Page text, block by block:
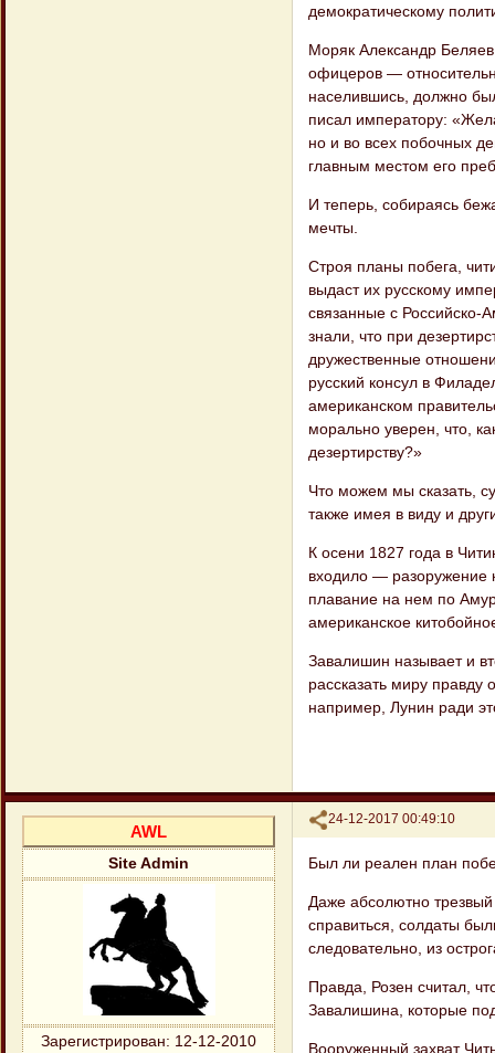
демократическому
Моряк Александр
офицеров —
населившись, должно
писал императору:
но и во всех побочных
главным местом его
И теперь, собираясь
мечты.
Строя планы побега,
выдаст их русскому
связанные с Российско-
знали, что при
дружественные
русский консул в
американском
морально уверен, что,
дезертир​ству?»
Что можем мы сказать,
также имея в виду и
К осени 1827 года в
входило — разору​жение
плавание на нем по
американское
Завалишин называет и
рассказать миру
например, Лунин ради
Поделиться
24-12-2017 00:49:10
AWL
Site Admin
Зарегистрирован: 12-12-2010
Был ли реален план
Даже абсолютно
справить​ся, солдаты
следовательно, из
Правда, Розен считал,
Завалишина, которые
Вооруженный захват